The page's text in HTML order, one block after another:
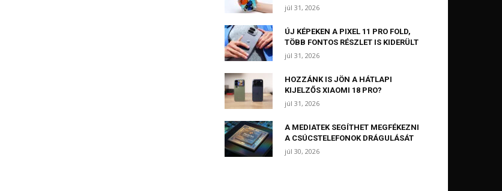
júl 31, 2026
ÚJ KÉPEKEN A PIXEL 11 PRO FOLD,
TÖBB FONTOS RÉSZLET IS KIDERÜLT
júl 31, 2026
HOZZÁNK IS JÖN A HÁTLAPI
KIJELZŐS XIAOMI 18 PRO?
júl 31, 2026
A MEDIATEK SEGÍTHET MEGFÉKEZNI
A CSÚCSTELEFONOK DRÁGULÁSÁT
júl 30, 2026